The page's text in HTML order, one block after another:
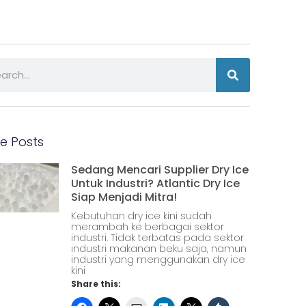
Posts
Sedang Mencari Supplier Dry Ice
Untuk Industri? Atlantic Dry Ice
Siap Menjadi Mitra!
Kebutuhan dry ice kini sudah
merambah ke berbagai sektor
industri. Tidak terbatas pada sektor
industri makanan beku saja, namun
industri yang menggunakan dry ice
kini
Share this: